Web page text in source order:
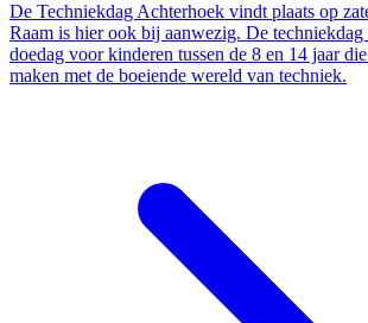
De Techniekdag Achterhoek vindt plaats op
Raam is hier ook bij aanwezig. De techniekdag
doedag voor kinderen tussen de 8 en 14 jaar
maken met de boeiende wereld van techniek.